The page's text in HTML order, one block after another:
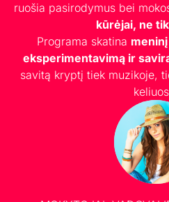
ruošia pasirodymus bei
kūrėjai, ne
Programa skatina
eksperimentavimą ir
savitą kryptį tiek muzikoje,